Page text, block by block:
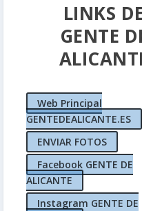
LINKS
GENTE
Web Principal
GENTEDEALICANTE.ES
ENVIAR FOTOS
Facebook GENTE DE
ALICANTE
Instagram GENTE DE